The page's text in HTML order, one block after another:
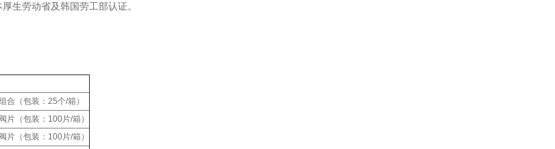
生劳动省及韩国劳工部认证。
合（包装：25个/箱）
片（包装：100片/箱）
片（包装：100片/箱）